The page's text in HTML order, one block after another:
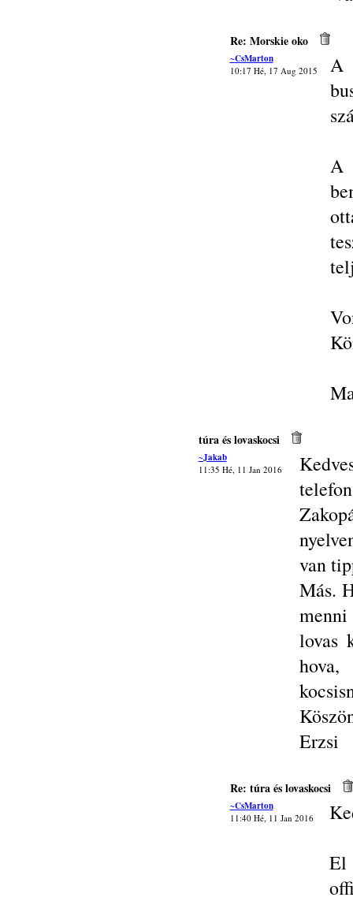
Re: Morskie oko
~CsMarton
10:17 Hé, 17 Aug 2015
A
A
túra és lovaskocsi
~Jakab
11:35 Hé, 11 Jan 2016
van
Más.
lovas
Erzsi
Re: túra és lovaskocsi
~CsMarton
11:40 Hé, 11 Jan 2016